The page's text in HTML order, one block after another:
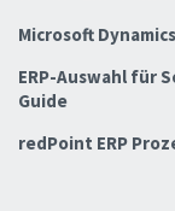
Microsoft
ERP-Auswahl für
Guide
redPoint ERP